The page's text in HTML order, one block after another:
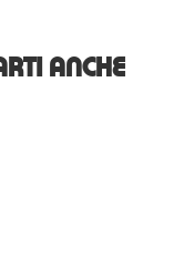
ANCHE